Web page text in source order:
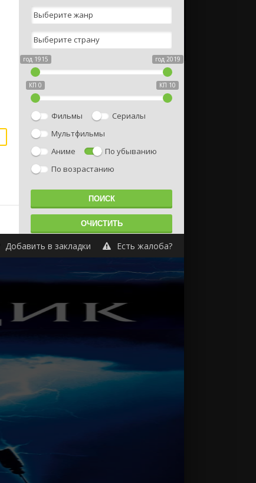
год 1915 год 2019
КП 0 КП 10
Фильмы
Сериалы
Мультфильмы
Аниме
По убыванию
По возрастанию
Добавить в закладки Есть жалоба?